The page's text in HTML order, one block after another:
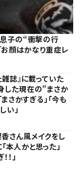
子の“衝撃の行
お顔はかなり重症レ
誌』に載っていた
した現在の”まさか
さかすぎる」「今も
い」
さん風メイクをし
人かと思った」
！」